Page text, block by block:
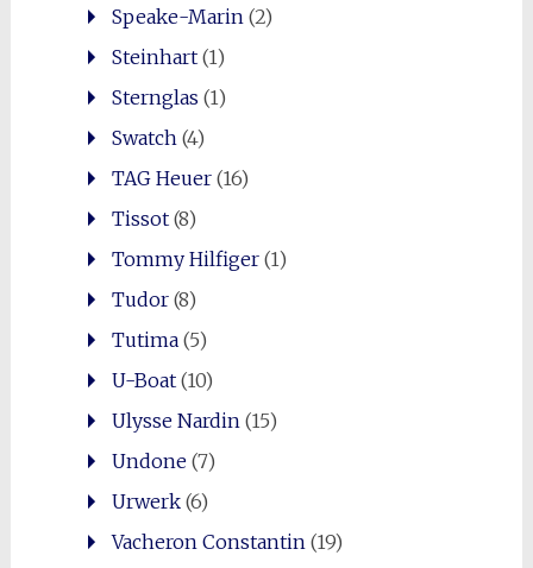
Speake-Marin (2)
Steinhart(1)
Sternglas (1)
Swatch (4)
TAG Heuer(16)
Tissot(8)
Tommy Hilfiger(1)
Tudor(8)
Tutima(5)
U-Boat(10)
Ulysse Nardin (15)
Undone(7)
Urwerk(6)
Vacheron Constantin (19)